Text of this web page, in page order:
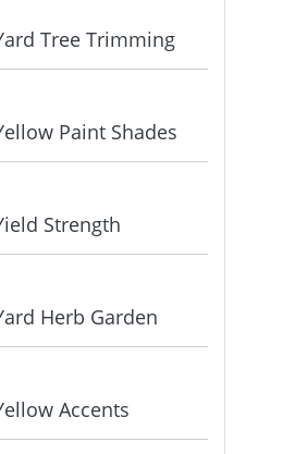
Tree Trimming
Paint Shades
Strength
Herb Garden
Accents